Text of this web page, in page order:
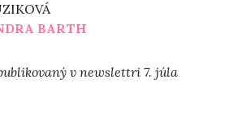
BARTH
v newslettri 7. júla